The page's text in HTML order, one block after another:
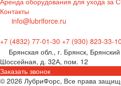
Контакты
info@lubriforce.ru
+7 (4832) 77-01-30 +7 (930) 823-33-10
Брянская обл., г. Брянск,
Шоссейная, д. 32А, пом. 12
Заказать звонок
© 2026 ЛубриФорс, Все права